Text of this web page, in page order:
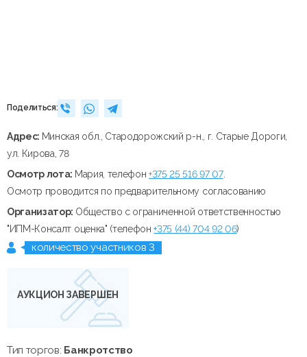
Поделиться:
Адрес: Минская обл., Стародорожский р-н., г. Старые Дороги,
ул. Кирова, 78
Осмотр лота: Мария, телефон+375 25 516 97 07.
Осмотр проводится по предварительному согласованию
Организатор: Общество с ограниченной ответственностью
"ИПМ-Консалт оценка" (телефон+375 (44) 704 92 06)
количество участников 3
АУКЦИОН ЗАВЕРШЕН
Тип торгов: Банкротство